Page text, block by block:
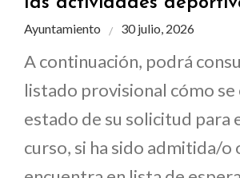
Ayuntamiento 30 julio, 2026
A continuación, podrá
listado provisional cómo se
estado de su solicitud para
curso, si ha sido admitida/o